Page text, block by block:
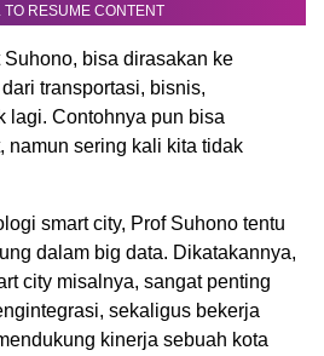
TO RESUME CONTENT
Suhono, bisa dirasakan ke
transportasi, bisnis,
lagi. Contohnya pun bisa
namun sering kali kita tidak
smart city, Prof Suhono tentu
dalam big data. Dikatakannya,
city misalnya, sangat penting
sekaligus bekerja
kinerja sebuah kota